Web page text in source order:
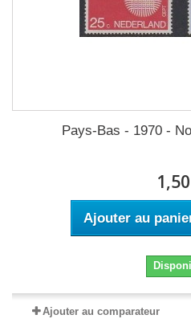
Pays-Bas - 1970 -
Ajouter au
Ajouter au comparateur